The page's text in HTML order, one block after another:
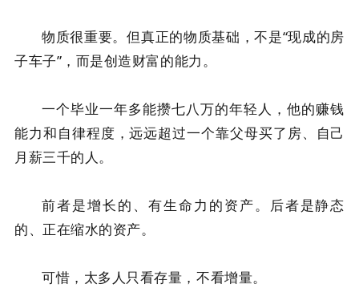
物质很重要。但真正的物质基础，不是“现成的房
子车子”，而是创造财富的能力。
一个毕业一年多能攒七八万的年轻人，他的赚钱
能力和自律程度，远远超过一个靠父母买了房、自己
月薪三千的人。
前者是增长的、有生命力的资产。后者是静态
的、正在缩水的资产。
可惜，太多人只看存量，不看增量。